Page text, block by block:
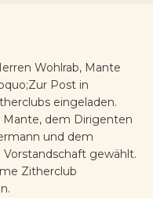
Wohlrab, Mante
Post in
eingeladen.
Mante, dem Dirigenten
und dem
gewählt.
Zitherclub